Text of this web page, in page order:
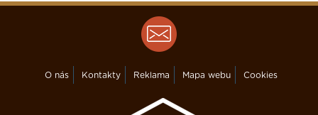
O nás Kontakty Reklama Mapa webu Cookies